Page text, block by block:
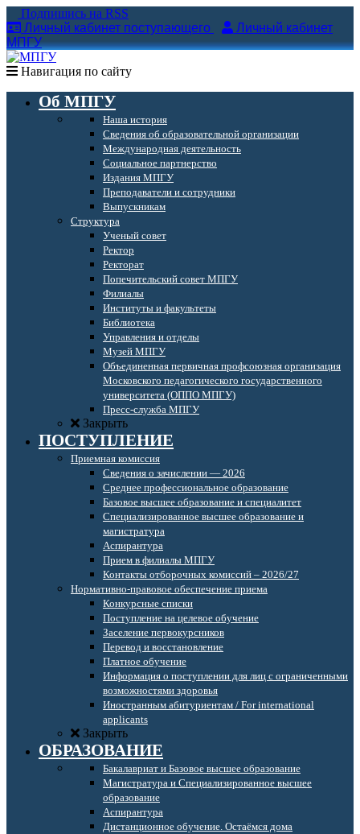
Подпишись на RSS
Личный кабинет поступающего
Личный кабинет
МПГУ
Навигация по сайту
Об МПГУ
Наша история
Сведения об образовательной организации
Международная деятельность
Социальное партнерство
Издания МПГУ
Преподаватели и сотрудники
Выпускникам
Структура
Ученый совет
Ректор
Ректорат
Попечительский совет МПГУ
Филиалы
Институты и факультеты
Библиотека
Управления и отделы
Музей МПГУ
Объединенная первичная профсоюзная организация
Московского педагогического государственного
университета (ОППО МПГУ)
Пресс-служба МПГУ
Закрыть
ПОСТУПЛЕНИЕ
Приемная комиссия
Сведения о зачислении — 2026
Среднее профессиональное образование
Базовое высшее образование и специалитет
Специализированное высшее образование и
магистратура
Аспирантура
Прием в филиалы МПГУ
Контакты отборочных комиссий – 2026/27
Нормативно-правовое обеспечение приема
Конкурсные списки
Поступление на целевое обучение
Заселение первокурсников
Перевод и восстановление
Платное обучение
Информация о поступлении для лиц с ограниченными
возможностями здоровья
Иностранным абитуриентам / For international
applicants
Закрыть
ОБРАЗОВАНИЕ
Бакалавриат и Базовое высшее образование
Магистратура и Специализированное высшее
образование
Аспирантура
Дистанционное обучение. Остаёмся дома